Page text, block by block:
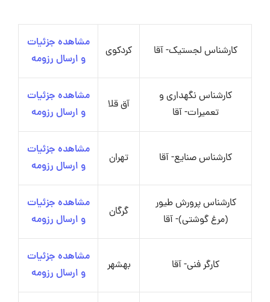
کارشناس لجستیک- آقا کردکوی
مشاهده جزئیات
و ارسال رزومه
کارشناس نگهداری و
تعمیرات- آقا
آق قلا
مشاهده جزئیات
و ارسال رزومه
کارشناس صنایع- آقا تهران
مشاهده جزئیات
و ارسال رزومه
کارشناس پرورش طیور
(مرغ گوشتی)- آقا
گرگان
مشاهده جزئیات
و ارسال رزومه
کارگر فنی- آقا بهشهر
مشاهده جزئیات
و ارسال رزومه